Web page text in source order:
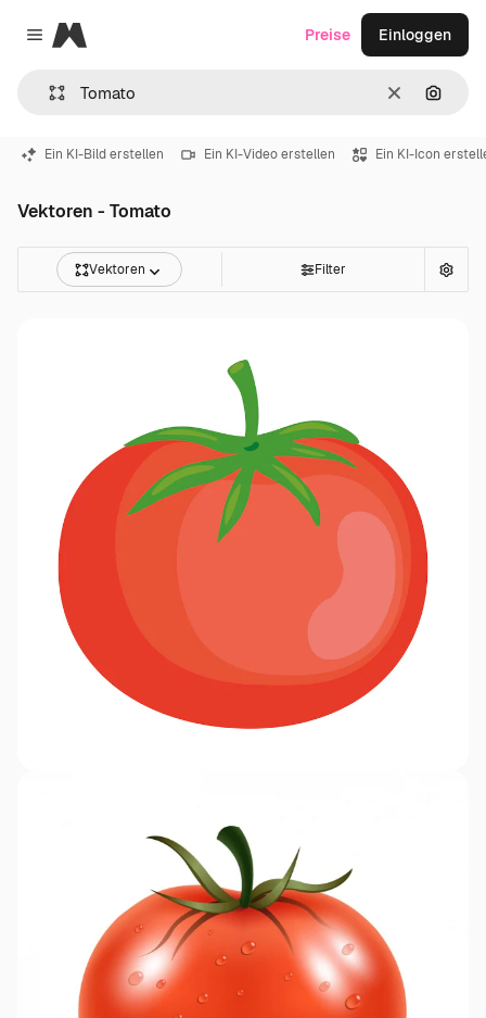
Close menu
Magnific
LöschenNach
Preise Einloggen
Ein KI-Bild erstellen Ein KI-Video erstellen Ein KI-Icon
Vektoren - Tomato
Vektoren Filter